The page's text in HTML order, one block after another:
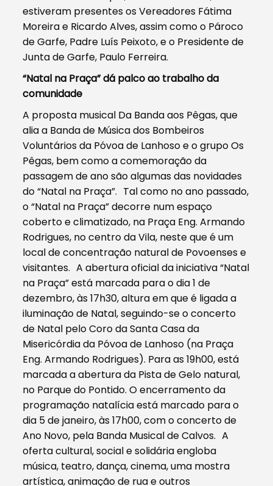
estiveram presentes os Vereadores Fátima
Moreira e Ricardo Alves, assim como o Pároco
de Garfe, Padre Luís Peixoto, e o Presidente de
Junta de Garfe, Paulo Ferreira.
“Natal na Praça” dá palco ao trabalho da
comunidade
A proposta musical Da Banda aos Pêgas, que
alia a Banda de Música dos Bombeiros
Voluntários da Póvoa de Lanhoso e o grupo Os
Pêgas, bem como a comemoração da
passagem de ano são algumas das novidades
do “Natal na Praça”. Tal como no ano passado,
o “Natal na Praça” decorre num espaço
coberto e climatizado, na Praça Eng. Armando
Rodrigues, no centro da Vila, neste que é um
local de concentração natural de Povoenses e
visitantes. A abertura oficial da iniciativa “Natal
na Praça” está marcada para o dia 1 de
dezembro, às 17h30, altura em que é ligada a
iluminação de Natal, seguindo-se o concerto
de Natal pelo Coro da Santa Casa da
Misericórdia da Póvoa de Lanhoso (na Praça
Eng. Armando Rodrigues). Para as 19h00, está
marcada a abertura da Pista de Gelo natural,
no Parque do Pontido. O encerramento da
programação natalícia está marcado para o
dia 5 de janeiro, às 17h00, com o concerto de
Ano Novo, pela Banda Musical de Calvos. A
oferta cultural, social e solidária engloba
música, teatro, dança, cinema, uma mostra
artística, animação de rua e outros